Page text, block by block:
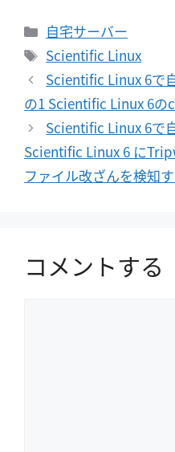
カ
テ
ゴ
リ
ー
自宅サーバー
タ
グ
Scientific Linux
Scientific Linux 6で
の1 Scientific Linux 6の
Scientific Linux 6で
Scientific Linux 6 に
ファイル改ざんを検知
コメントする